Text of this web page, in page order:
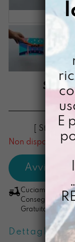
[ Stampa
Non disponibile
Cuciamo ogni
Consegna in 4/
Gratuita per
Dettagli
E